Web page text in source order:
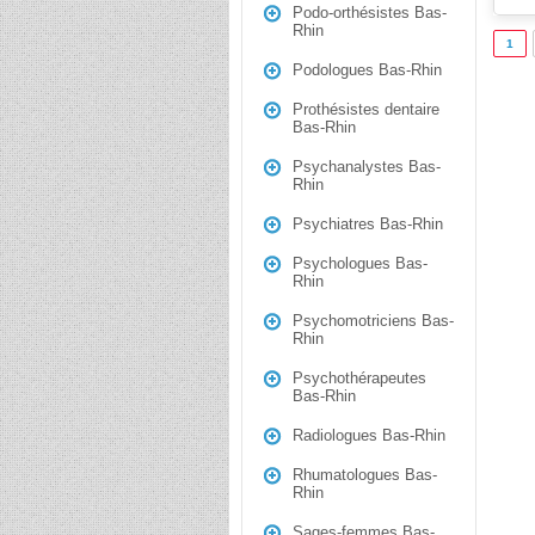
Podo-orthésistes Bas-
Rhin
Podologues Bas-Rhin
Prothésistes dentaire
Bas-Rhin
Psychanalystes Bas-
Rhin
Psychiatres Bas-Rhin
Psychologues Bas-
Rhin
Psychomotriciens Bas-
Rhin
Psychothérapeutes
Bas-Rhin
Radiologues Bas-Rhin
Rhumatologues Bas-
Rhin
1